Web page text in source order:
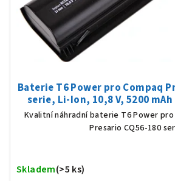
Baterie T6 Power pro Compaq
serie, Li-Ion, 10,8 V, 5200
Kvalitní náhradní baterie T6 Power
Presario CQ56-180
Skladem(>5 ks)